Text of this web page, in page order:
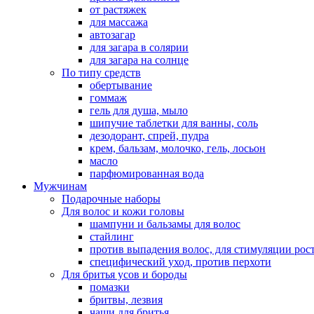
от растяжек
для массажа
автозагар
для загара в солярии
для загара на солнце
По типу средств
обертывание
гоммаж
гель для душа, мыло
шипучие таблетки для ванны, соль
дезодорант, спрей, пудра
крем, бальзам, молочко, гель, лосьон
масло
парфюмированная вода
Мужчинам
Подарочные наборы
Для волос и кожи головы
шампуни и бальзамы для волос
стайлинг
против выпадения волос, для стимуляции
специфический уход, против перхоти
Для бритья усов и бороды
помазки
бритвы, лезвия